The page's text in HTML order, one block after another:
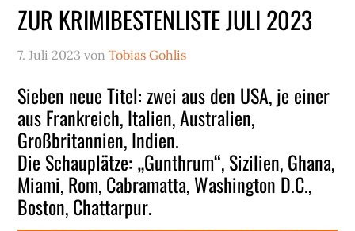
ZUR KRIMIBESTENLISTE JULI 2023
7. Juli 2023 vonTobias Gohlis
Sieben neue Titel: zwei aus den USA, je einer
aus Frankreich, Italien, Australien,
Großbritannien, Indien.
Die Schauplätze: „Gunthrum“, Sizilien, Ghana,
Miami, Rom, Cabramatta, Washington D.C.,
Boston, Chattarpur.